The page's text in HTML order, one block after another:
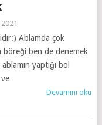
Ablamda çok
böreği ben de denemek
yaptığı bol
Devamını oku